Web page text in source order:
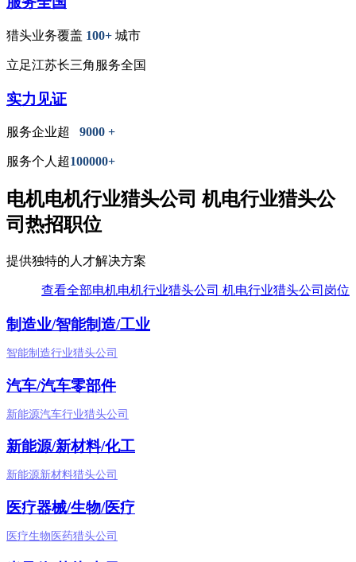
猎头业务覆盖 100+ 城市
立足江苏长三角服务全国
实力见证
服务企业超 9000 +
服务个人超100000+
电机电机行业猎头公司 机电行业猎头公
司热招职位
提供独特的人才解决方案
查看全部电机电机行业猎头公司 机电行业猎头公司岗位
制造业/智能制造/工业
智能制造行业猎头公司
汽车/汽车零部件
新能源汽车行业猎头公司
新能源/新材料/化工
新能源新材料猎头公司
医疗器械/生物/医疗
医疗生物医药猎头公司